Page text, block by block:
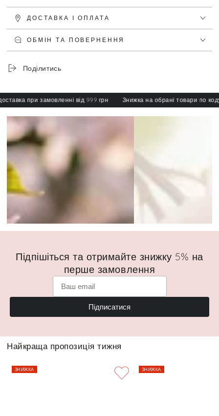
ДОСТАВКА І ОПЛАТА
ОБМІН ТА ПОВЕРНЕННЯ
Поділитись
при замовленні від 999 грн Знижка на обрані товари по коду:
Підпішіться та отримайте знижку 5% на
перше замовлення
Підписатися
Найкраща пропозиція тижня
ЗНИЖКА ЗНИЖКА